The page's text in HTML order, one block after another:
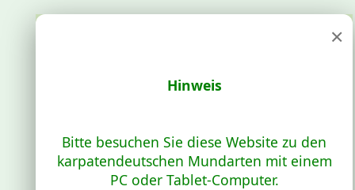
×
Hinweis
Bitte besuchen Sie diese Website zu den
karpatendeutschen Mundarten mit einem
PC oder Tablet-Computer.